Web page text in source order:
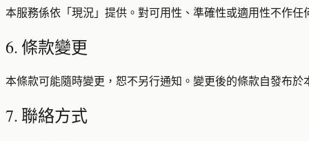
本服務係依「現況」提供。對可用性、準確性或適用性不作
6. 條款變更
本條款可能隨時變更，恕不另行通知。變更後的條款自發布於
7. 聯絡方式